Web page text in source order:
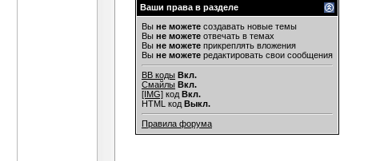
Ваши права в разделе
Вы не можете создавать новые темы
Вы не можете отвечать в темах
Вы не можете прикреплять вложения
Вы не можете редактировать свои сообщения
BB коды Вкл.
Смайлы Вкл.
[IMG] код Вкл.
HTML код Выкл.
Правила форума